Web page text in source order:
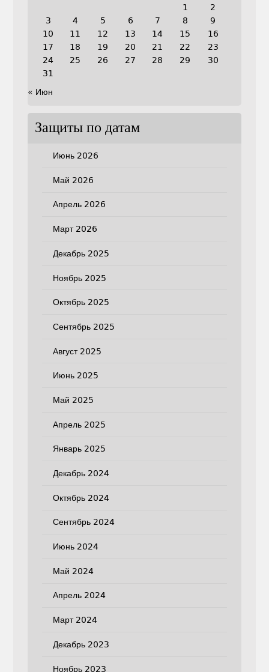
1
2
3
4 5 6 7 8
9
10
11 12 13 14 15
16
17
18 19 20 21 22
23
24
25 26 27 28 29
30
31
« Июн
Защиты по датам
Июнь 2026
Май 2026
Апрель 2026
Март 2026
Декабрь 2025
Ноябрь 2025
Октябрь 2025
Сентябрь 2025
Август 2025
Июнь 2025
Май 2025
Апрель 2025
Январь 2025
Декабрь 2024
Октябрь 2024
Сентябрь 2024
Июнь 2024
Май 2024
Апрель 2024
Март 2024
Декабрь 2023
Ноябрь 2023